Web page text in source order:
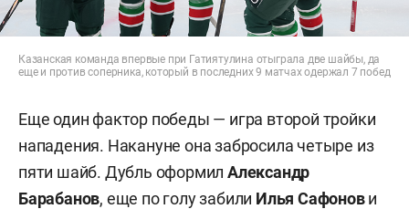
Казанская команда впервые при Гатиятулина отыграла две шайбы, да
еще и против соперника, который в последних 9 матчах одержал 7 побед
Еще один фактор победы — игра второй тройки
нападения. Накануне она забросила четыре из
пяти шайб. Дубль оформилАлександр
Барабанов, еще по голу забили Илья Сафонови